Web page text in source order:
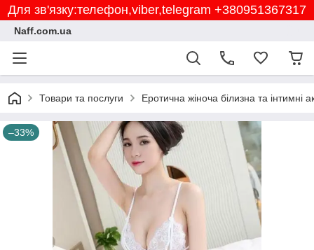
Для зв'язку:телефон,viber,telegram +380951367317
Naff.com.ua
Товари та послуги Еротична жіноча білизна та інтимні
–33%